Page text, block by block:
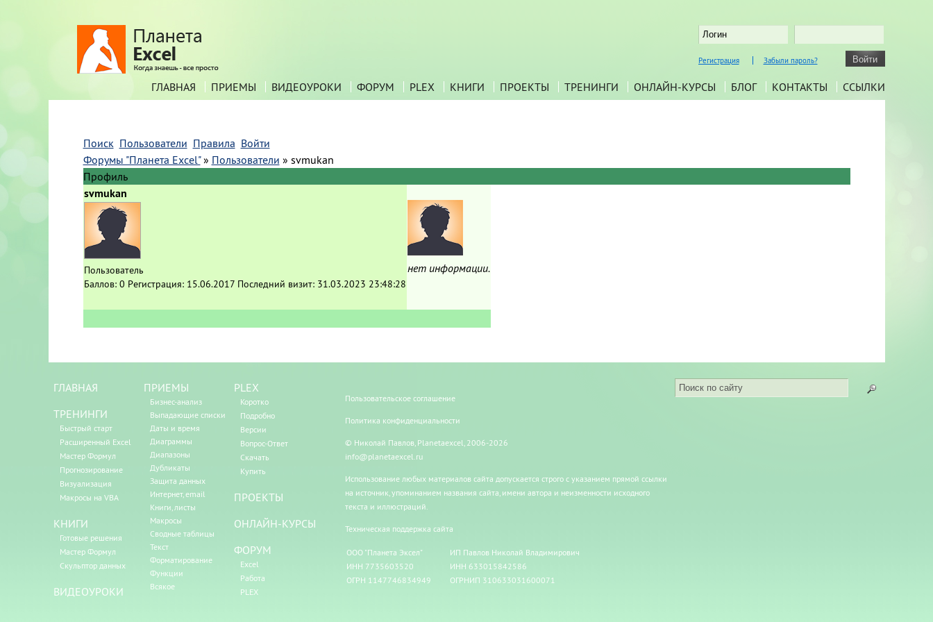
Регистрация Забыли пароль?
ГЛАВНАЯ ПРИЕМЫ ВИДЕОУРОКИ ФОРУМ PLEX КНИГИ ПРОЕКТЫ ТРЕНИНГИ ОНЛАЙН-КУРСЫ БЛОГ КОНТАКТЫ ССЫЛКИ
Поиск Пользователи Правила Войти
Форумы "Планета Excel" » Пользователи » svmukan
Профиль
svmukan
Пользователь
Баллов: 0 Регистрация: 15.06.2017 Последний визит: 31.03.2023 23:48:28
нет информации.
ГЛАВНАЯ
ТРЕНИНГИ
Быстрый старт
Расширенный Excel
Мастер Формул
Прогнозирование
Визуализация
Макросы на VBA
КНИГИ
Готовые решения
Мастер Формул
Скульптор данных
ВИДЕОУРОКИ
ПРИЕМЫ
Бизнес-анализ
Выпадающие списки
Даты и время
Диаграммы
Диапазоны
Дубликаты
Защита данных
Интернет, email
Книги, листы
Макросы
Сводные таблицы
Текст
Форматирование
Функции
Всякое
PLEX
Коротко
Подробно
Версии
Вопрос-Ответ
Скачать
Купить
ПРОЕКТЫ
ОНЛАЙН-КУРСЫ
ФОРУМ
Excel
Работа
PLEX
Пользовательское соглашение
Политика конфиденциальности
© Николай Павлов, Planetaexcel, 2006-2026
info@planetaexcel.ru
Использование любых материалов сайта допускается строго с указанием прямой ссылки
на источник, упоминанием названия сайта, имени автора и неизменности исходного
текста и иллюстраций.
Техническая поддержка сайта
ООО "Планета Эксел"
ИНН 7735603520
ОГРН 1147746834949
ИП Павлов Николай Владимирович
ИНН 633015842586
ОГРНИП 310633031600071